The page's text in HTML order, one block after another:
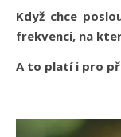
Když chce
frekvenci, na
A to platí i pro